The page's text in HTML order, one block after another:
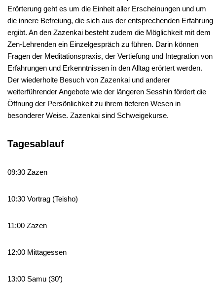
Erörterung geht es um die Einheit aller Erscheinungen und um
die innere Befreiung, die sich aus der entsprechenden Erfahrung
ergibt. An den Zazenkai besteht zudem die Möglichkeit mit dem
Zen-Lehrenden ein Einzelgespräch zu führen. Darin können
Fragen der Meditationspraxis, der Vertiefung und Integration von
Erfahrungen und Erkenntnissen in den Alltag erörtert werden.
Der wiederholte Besuch von Zazenkai und anderer
weiterführender Angebote wie der längeren Sesshin fördert die
Öffnung der Persönlichkeit zu ihrem tieferen Wesen in
besonderer Weise. Zazenkai sind Schweigekurse.
Tagesablauf
09:30 Zazen
10:30 Vortrag (Teisho)
11:00 Zazen
12:00 Mittagessen
13:00 Samu (30′)